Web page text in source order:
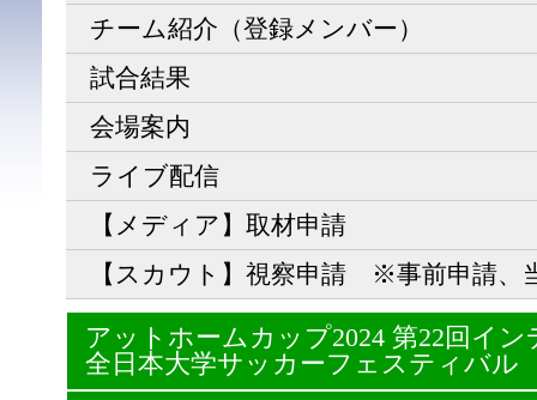
チーム紹介（登録メンバー）
試合結果
会場案内
ライブ配信
【メディア】取材申請
【スカウト】視察申請 ※事前申請、
アットホームカップ2024 第22回イ
全日本大学サッカーフェスティバル